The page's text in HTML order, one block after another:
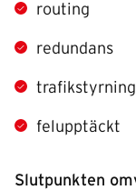
routing
redundans
trafikstyrning
felupptäckt
Slutpunkten